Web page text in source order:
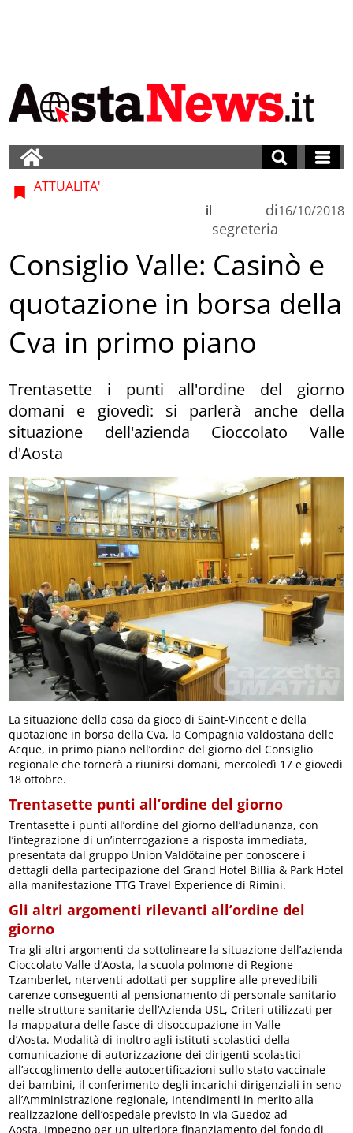
ATTUALITA'
di
segreteria
il 16/10/2018
Consiglio Valle: Casinò e
quotazione in borsa della
Cva in primo piano
Trentasette i punti all'ordine del giorno
domani e giovedì: si parlerà anche della
situazione dell'azienda Cioccolato Valle
d'Aosta
La situazione della casa da gioco di Saint-Vincent e della
quotazione in borsa della Cva, la Compagnia valdostana delle
Acque, in primo piano nell’ordine del giorno del Consiglio
regionale che tornerà a riunirsi domani, mercoledì 17 e giovedì
18 ottobre.
Trentasette punti all’ordine del giorno
Trentasette i punti all’ordine del giorno dell’adunanza, con
l’integrazione di un’interrogazione a risposta immediata,
presentata dal gruppo Union Valdôtaine per conoscere i
dettagli della partecipazione del Grand Hotel Billia & Park Hotel
alla manifestazione TTG Travel Experience di Rimini.
Gli altri argomenti rilevanti all’ordine del
giorno
Tra gli altri argomenti da sottolineare la situazione dell’azienda
Cioccolato Valle d’Aosta, la scuola polmone di Regione
Tzamberlet, nterventi adottati per supplire alle prevedibili
carenze conseguenti al pensionamento di personale sanitario
nelle strutture sanitarie dell’Azienda USL, Criteri utilizzati per
la mappatura delle fasce di disoccupazione in Valle
d’Aosta. Modalità di inoltro agli istituti scolastici della
comunicazione di autorizzazione dei dirigenti scolastici
all’accoglimento delle autocertificazioni sullo stato vaccinale
dei bambini, il conferimento degli incarichi dirigenziali in seno
all’Amministrazione regionale, Intendimenti in merito alla
realizzazione dell’ospedale previsto in via Guedoz ad
Aosta, Impegno per un ulteriore finanziamento del fondo di